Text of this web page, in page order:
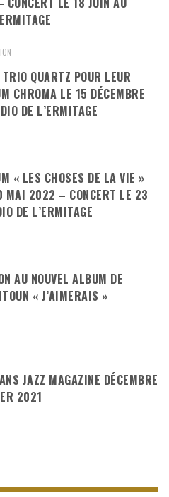
QUARTZ POUR LEUR
CHROMA LE 15 DÉCEMBRE
DE L’ERMITAGE
« LES CHOSES DE LA VIE »
MAI 2022 – CONCERT LE 23
DE L’ERMITAGE
AU NOUVEL ALBUM DE
« J’AIMERAIS »
JAZZ MAGAZINE DÉCEMBRE
2021